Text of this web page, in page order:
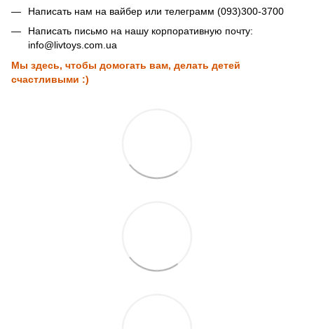
Написать нам на вайбер или телеграмм (093)300-3700
Написать письмо на нашу корпоративную почту:
info@livtoys.com.ua
Мы здесь, чтобы домогать вам, делать детей
счастливыми :)